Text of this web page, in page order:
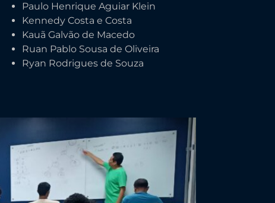
Paulo Henrique Aguiar Klein
Kennedy Costa e Costa
Kauã Galvão de Macedo
Ruan Pablo Sousa de Oliveira
Ryan Rodrigues de Souza